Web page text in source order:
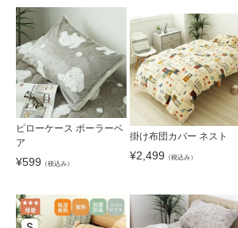
ピローケース ポーラーベ
ア
¥599 （税込み）
掛け布団カバー ネスト
¥2,499 （税込み）